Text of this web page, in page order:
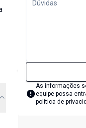
As informações
equipe possa
política de